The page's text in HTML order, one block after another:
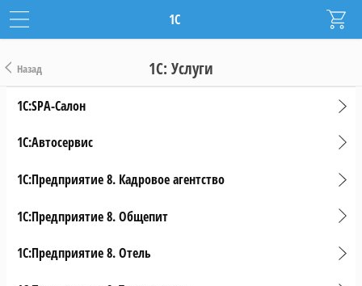
1С
Назад 1C: Услуги
1С:SPA-Салон
1С:Автосервис
1С:Предприятие 8. Кадровое агентство
1С:Предприятие 8. Общепит
1С:Предприятие 8. Отель